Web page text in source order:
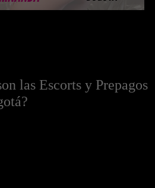
las Escorts y Prepagos